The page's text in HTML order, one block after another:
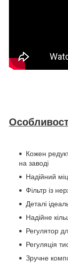
Кожен
на заводі
Надійний
Фільтр із
Деталі
Надійне
Регулятор
Регуляція
Зручне